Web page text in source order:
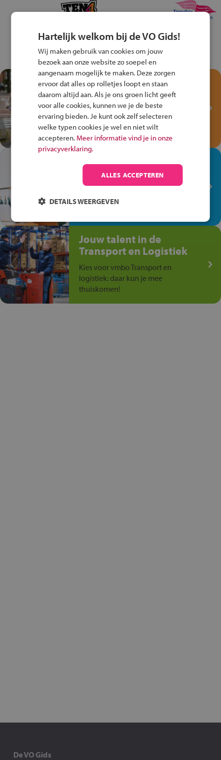
Test je kennis met het
Fiets Veilig
Verkeersspel!
Speel het Fiets Veilig Verkeersspel
en win een Cortina-fiets!
In de winkel ben je op je
plek!
op de winkelvloer, waar elke dag
Jouw talent in de
Transport en Logistiek
Kies voor vmbo Transport en
logistiek: daar kun je mee
thuiskomen!
De VO Gids
Hartelijk welkom bij de VO Gids!
Wij maken gebruik van cookies om jouw
bezoek aan onze website zo soepel en
aangenaam mogelijk te maken. Deze zorgen
ervoor dat alles op rolletjes loopt en staan
daarom altijd aan. Als je ons groen licht geeft
voor alle cookies, kunnen we je de beste
ervaring bieden. Je kunt ook zelf selecteren
welke typen cookies je wel en niet wilt
accepteren. Meer informatie vind je in onze
privacyverklaring.
ALLES ACCEPTEREN
DETAILS WEERGEVEN